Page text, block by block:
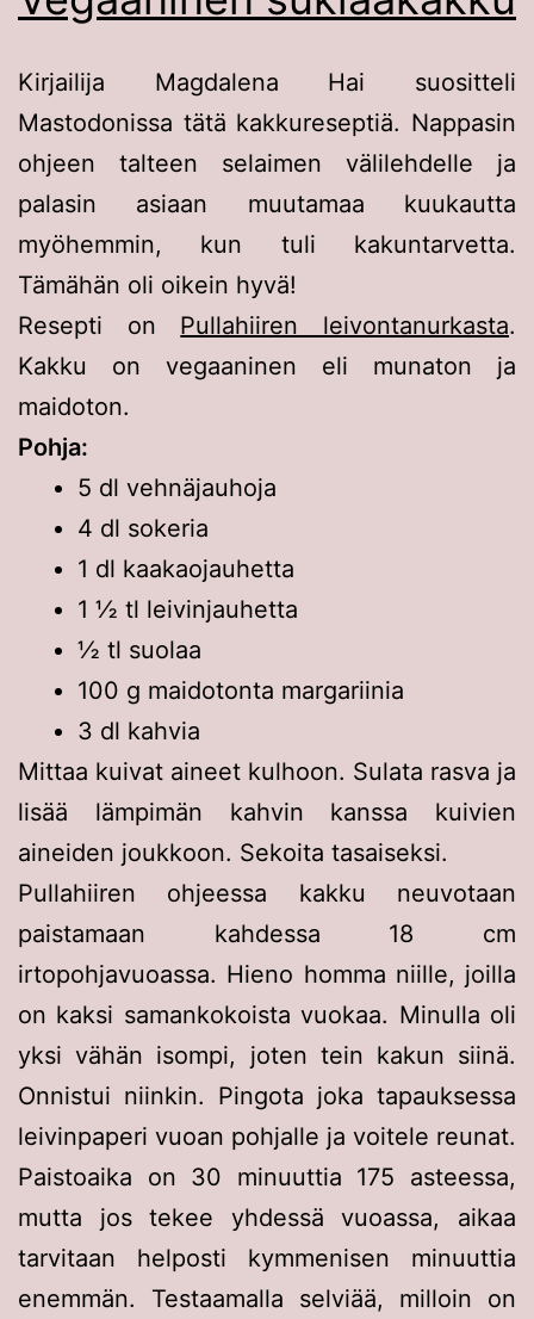
Kirjailija Magdalena Hai suositteli
Mastodonissa tätä kakkureseptiä. Nappasin
ohjeen talteen selaimen välilehdelle ja
palasin asiaan muutamaa kuukautta
myöhemmin, kun tuli kakuntarvetta.
Tämähän oli oikein hyvä!
Resepti on Pullahiiren leivontanurkasta.
Kakku on vegaaninen eli munaton ja
maidoton.
Pohja:
5 dl vehnäjauhoja
4 dl sokeria
1 dl kaakaojauhetta
1 ½ tl leivinjauhetta
½ tl suolaa
100 g maidotonta margariinia
3 dl kahvia
Mittaa kuivat aineet kulhoon. Sulata rasva ja
lisää lämpimän kahvin kanssa kuivien
aineiden joukkoon. Sekoita tasaiseksi.
Pullahiiren ohjeessa kakku neuvotaan
paistamaan kahdessa 18 cm
irtopohjavuoassa. Hieno homma niille, joilla
on kaksi samankokoista vuokaa. Minulla oli
yksi vähän isompi, joten tein kakun siinä.
Onnistui niinkin. Pingota joka tapauksessa
leivinpaperi vuoan pohjalle ja voitele reunat.
Paistoaika on 30 minuuttia 175 asteessa,
mutta jos tekee yhdessä vuoassa, aikaa
tarvitaan helposti kymmenisen minuuttia
enemmän. Testaamalla selviää, milloin on